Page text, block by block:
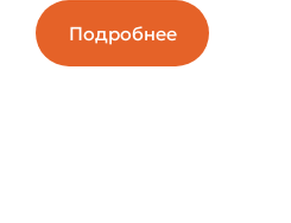
Подробнее